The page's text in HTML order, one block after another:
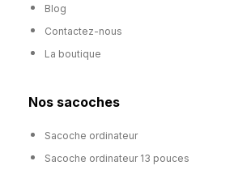
Blog
Contactez-nous
La boutique
Nos sacoches
Sacoche ordinateur
Sacoche ordinateur 13 pouces